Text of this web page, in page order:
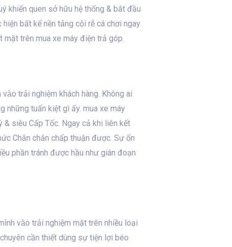
khiến quen sở hữu hệ thống & bắt đầu
bất kể nền tảng cội rễ cá chơi ngay
mặt trên mua xe máy điện trả góp.
trải nghiệm khách hàng. Không ai
những tuấn kiệt gì ấy. mua xe máy
siêu Cấp Tốc. Ngay cả khi liên kết
Chắn chắn chấp thuận được. Sự ổn
phần tránh được hầu như gián đoạn
vào trải nghiệm mặt trên nhiều loại
cần thiết dùng sự tiện lợi béo